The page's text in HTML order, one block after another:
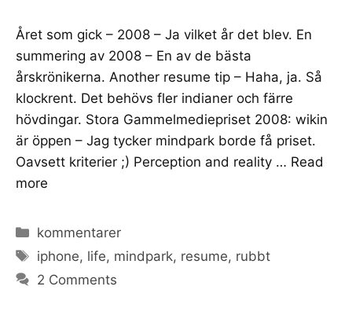
Året som gick – 2008 – Ja vilket år det blev. En
summering av 2008 – En av de bästa
årskrönikerna. Another resume tip – Haha, ja. Så
klockrent. Det behövs fler indianer och färre
hövdingar. Stora Gammelmediepriset 2008: wikin
är öppen – Jag tycker mindpark borde få priset.
Oavsett kriterier ;) Perception and reality … Read
more
Categories
kommentarer
Tags
iphone, life, mindpark, resume, rubbt
2 Comments